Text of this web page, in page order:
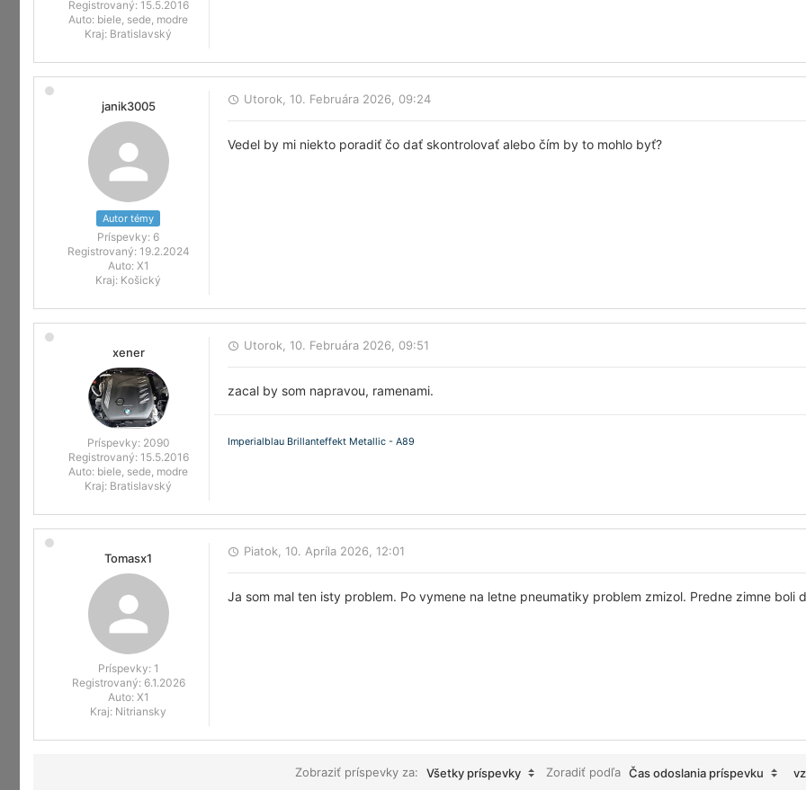
Registrovaný: 15.5.2016
Auto: biele, sede, modre
Kraj: Bratislavský
janik3005
Autor témy
Príspevky: 6
Registrovaný: 19.2.2024
Auto:X1
Kraj: Košický
Utorok, 10. Februára 2026, 09:24
Vedel by mi niekto poradiť čo dať skontrolovať alebo čím by to mohlo byť?
xener
Príspevky: 2090
Registrovaný: 15.5.2016
Auto: biele, sede, modre
Kraj: Bratislavský
Utorok, 10. Februára 2026, 09:51
zacal by som napravou, ramenami.
Imperialblau Brillanteffekt Metallic - A89
Tomasx1
Príspevky: 1
Registrovaný: 6.1.2026
Auto:X1
Kraj: Nitriansky
Piatok, 10. Apríla 2026, 12:01
Ja som mal ten isty problem. Po vymene na letne pneumatiky problem zmizol. Predne zimne boli
Zobraziť príspevky za: Všetky príspevky Zoradiť podľa Čas odoslania príspevku